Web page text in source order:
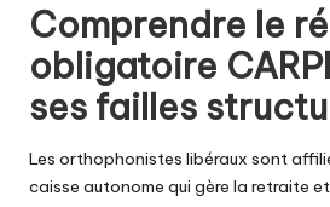
Comprendre le
obligatoire
ses failles
Les orthophonistes libéraux sont
caisse autonome qui gère la retraite